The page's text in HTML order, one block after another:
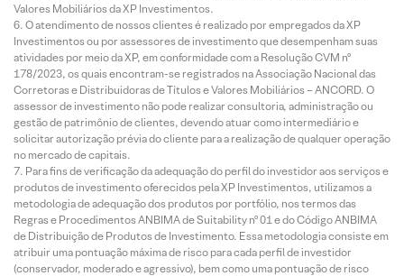
Valores Mobiliários da XP Investimentos.
O atendimento de nossos clientes é realizado por empregados da XP
Investimentos ou por assessores de investimento que desempenham suas
atividades por meio da XP, em conformidade com a Resolução CVM nº
178/2023, os quais encontram-se registrados na Associação Nacional das
Corretoras e Distribuidoras de Títulos e Valores Mobiliários – ANCORD. O
assessor de investimento não pode realizar consultoria, administração ou
gestão de patrimônio de clientes, devendo atuar como intermediário e
solicitar autorização prévia do cliente para a realização de qualquer operação
no mercado de capitais.
Para fins de verificação da adequação do perfil do investidor aos serviços e
produtos de investimento oferecidos pela XP Investimentos, utilizamos a
metodologia de adequação dos produtos por portfólio, nos termos das
Regras e Procedimentos ANBIMA de Suitability nº 01 e do Código ANBIMA
de Distribuição de Produtos de Investimento. Essa metodologia consiste em
atribuir uma pontuação máxima de risco para cada perfil de investidor
(conservador, moderado e agressivo), bem como uma pontuação de risco